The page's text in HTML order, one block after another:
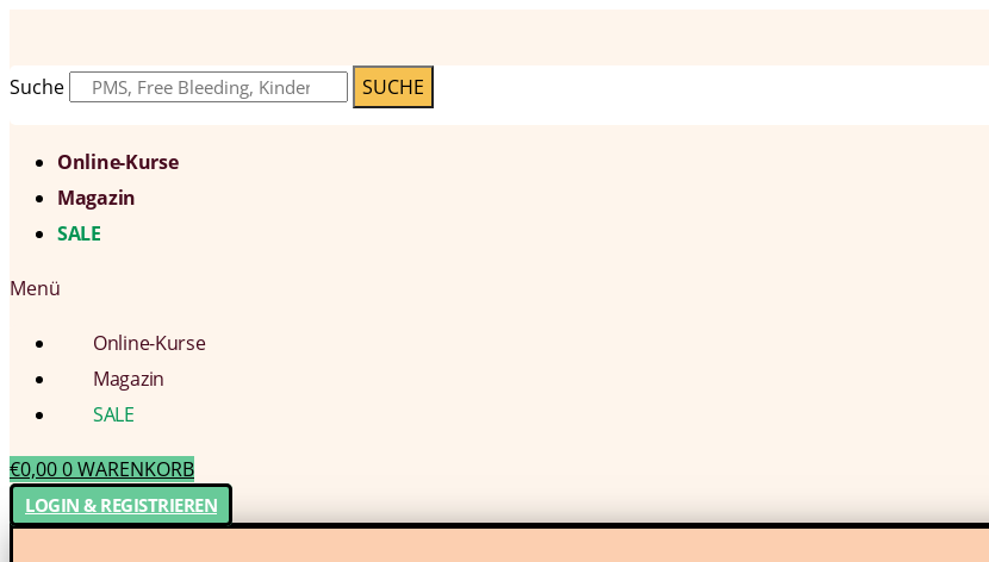
Suche SUCHE
Online-Kurse
Magazin
SALE
Menü
Online-Kurse
Magazin
SALE
€0,000WARENKORB
LOGIN & REGISTRIEREN